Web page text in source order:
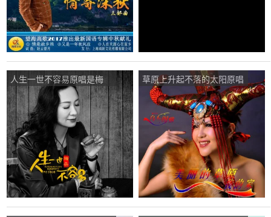
人生一世不容易原唱是梅
朵，由快乐一生翻唱(播
放:121)
草原上升起不落的太阳原唱
是乌兰图雅，由快乐一生翻
唱(播放:72)